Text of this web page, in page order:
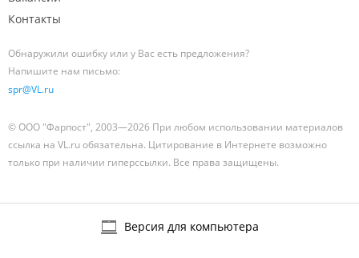
Контакты
Обнаружили ошибку или у Вас есть предложения?
Напишите нам письмо:
spr@VL.ru
© ООО "Фарпост", 2003—2026 При любом использовании материалов
ссылка на VL.ru обязательна. Цитирование в Интернете возможно
только при наличии гиперссылки. Все права защищены.
Версия для компьютера